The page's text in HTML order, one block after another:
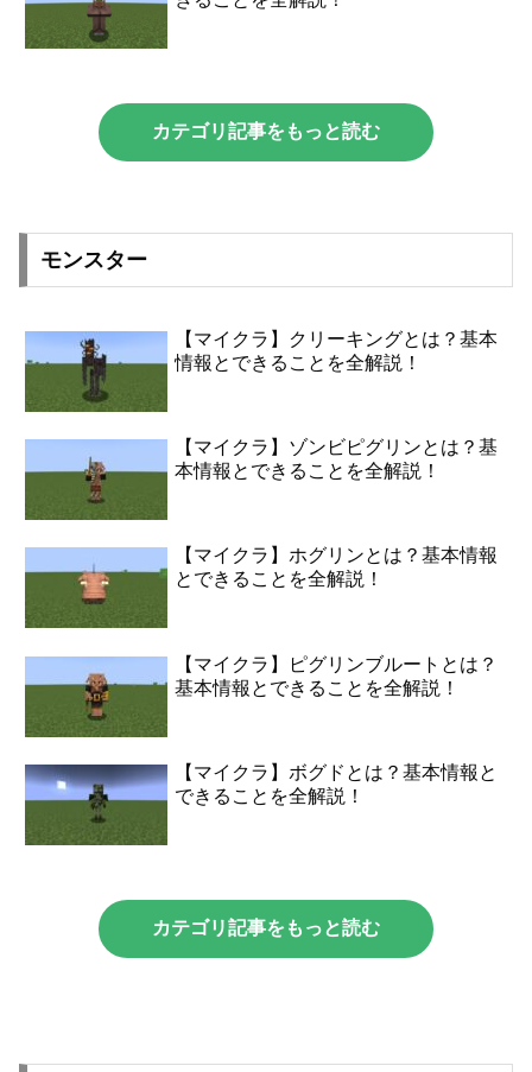
カテゴリ記事をもっと読む
モンスター
【マイクラ】クリーキングとは？基本
情報とできることを全解説！
【マイクラ】ゾンビピグリンとは？基
本情報とできることを全解説！
【マイクラ】ホグリンとは？基本情報
とできることを全解説！
【マイクラ】ピグリンブルートとは？
基本情報とできることを全解説！
【マイクラ】ボグドとは？基本情報と
できることを全解説！
カテゴリ記事をもっと読む